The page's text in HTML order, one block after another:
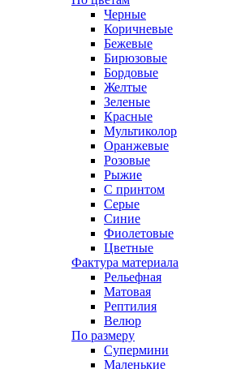
Черные
Коричневые
Бежевые
Бирюзовые
Бордовые
Желтые
Зеленые
Красные
Мультиколор
Оранжевые
Розовые
Рыжие
С принтом
Серые
Синие
Фиолетовые
Цветные
Фактура материала
Рельефная
Матовая
Рептилия
Велюр
По размеру
Супермини
Маленькие